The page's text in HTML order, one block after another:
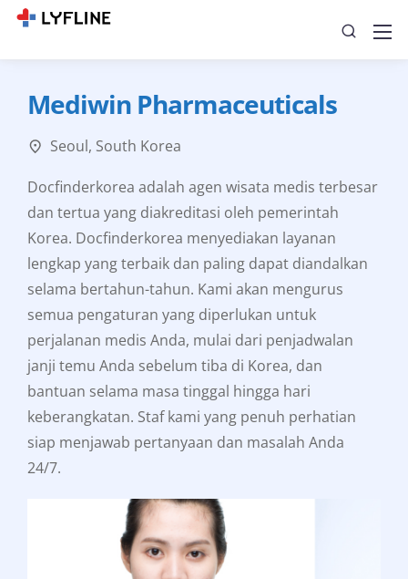
Mediwin Pharmaceuticals
Seoul, South Korea
Docfinderkorea adalah agen wisata medis terbesar
dan tertua yang diakreditasi oleh pemerintah
Korea. Docfinderkorea menyediakan layanan
lengkap yang terbaik dan paling dapat diandalkan
selama bertahun-tahun. Kami akan mengurus
semua pengaturan yang diperlukan untuk
perjalanan medis Anda, mulai dari penjadwalan
janji temu Anda sebelum tiba di Korea, dan
bantuan selama masa tinggal hingga hari
keberangkatan. Staf kami yang penuh perhatian
siap menjawab pertanyaan dan masalah Anda
24/7.